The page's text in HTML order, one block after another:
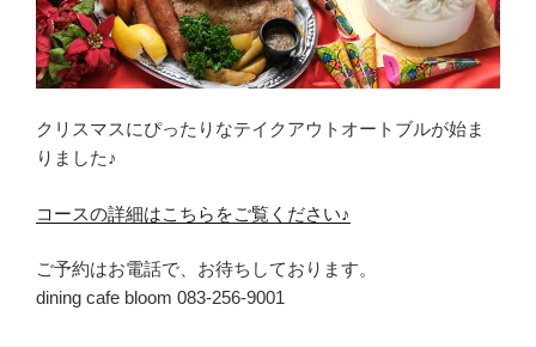
クリスマスにぴったりなテイクアウトオートブルが始ま
りました♪
コースの詳細はこちらをご覧ください♪
ご予約はお電話で、お待ちしております。
dining cafe bloom 083-256-9001